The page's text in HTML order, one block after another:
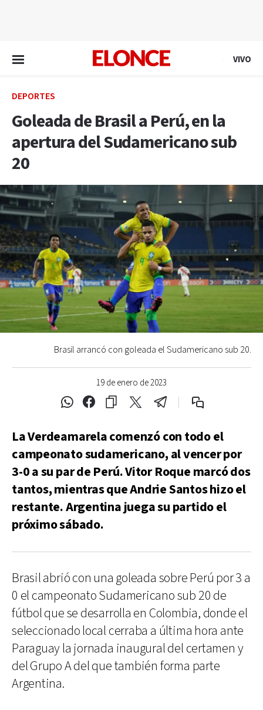
VIVO
DEPORTES
Goleada de Brasil a Perú, en la
apertura del Sudamericano sub
20
19 de enero de 2023
Brasil arrancó con goleada el Sudamericano sub 20.
La Verdeamarela comenzó con todo el
campeonato sudamericano, al vencer por
3-0 a su par de Perú. Vitor Roque marcó dos
tantos, mientras que Andrie Santos hizo el
restante. Argentina juega su partido el
próximo sábado.
Brasil abrió con una goleada sobre Perú por 3 a
0 el campeonato Sudamericano sub 20 de
fútbol que se desarrolla en Colombia, donde el
seleccionado local cerraba a última hora ante
Paraguay la jornada inaugural del certamen y
del Grupo A del que también forma parte
Argentina.